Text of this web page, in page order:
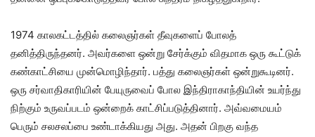
1974 காலகட்டத்தில் கலைஞர்கள் தீவுகளைப் போலத்
தனித்திருந்தனர். அவர்களை ஒன்று சேர்க்கும் விதமாக ஒரு கூட்டுக்
கண்காட்சியை முன்மொழிந்தார். பத்து கலைஞர்கள் ஒன்றுகூடினர்.
ஒரு சர்வாதிகாரியின் பேயுருவைப் போல இந்திராகாந்தியின் உயர்ந்து
நிற்கும் உருவப்படம் ஒன்றைக் காட்சிப்படுத்தினார். அவ்வமையம்
பெரும் சலசலப்பை உண்டாக்கியது அது. அதன் பிறகு வந்த